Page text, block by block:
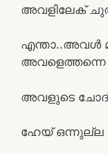
അവളിലേക്
എന്താ..അവൾ
അവളെത്തന്നെ
അവളുടെ
ഹേയ് ഒന്നുല്ല